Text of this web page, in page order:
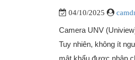
04/10/2025
Camera UNV
Tuy nhiên, không ít